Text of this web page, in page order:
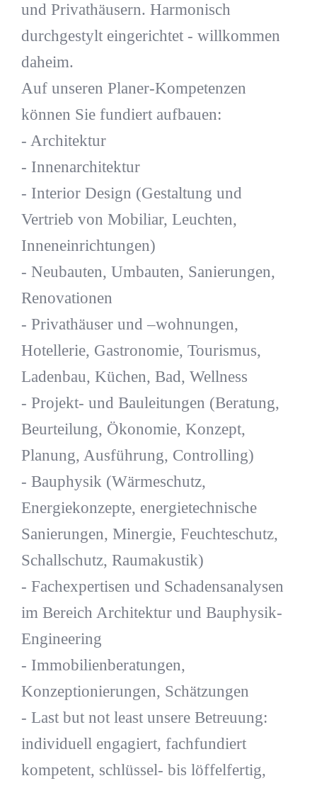
und Privathäusern. Harmonisch
durchgestylt eingerichtet - willkommen
daheim.
Auf unseren Planer-Kompetenzen
können Sie fundiert aufbauen:
- Architektur
- Innenarchitektur
- Interior Design (Gestaltung und
Vertrieb von Mobiliar, Leuchten,
Inneneinrichtungen)
- Neubauten, Umbauten, Sanierungen,
Renovationen
- Privathäuser und –wohnungen,
Hotellerie, Gastronomie, Tourismus,
Ladenbau, Küchen, Bad, Wellness
- Projekt- und Bauleitungen (Beratung,
Beurteilung, Ökonomie, Konzept,
Planung, Ausführung, Controlling)
- Bauphysik (Wärmeschutz,
Energiekonzepte, energietechnische
Sanierungen, Minergie, Feuchteschutz,
Schallschutz, Raumakustik)
- Fachexpertisen und Schadensanalysen
im Bereich Architektur und Bauphysik-
Engineering
- Immobilienberatungen,
Konzeptionierungen, Schätzungen
- Last but not least unsere Betreuung:
individuell engagiert, fachfundiert
kompetent, schlüssel- bis löffelfertig,